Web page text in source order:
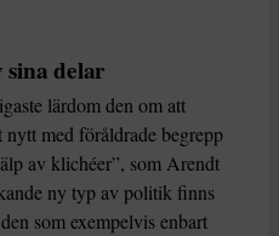
delar
lärdom den om att
med föråldrade begrepp
av klichéer”, som Arendt
ny typ av politik finns
som exempelvis enbart